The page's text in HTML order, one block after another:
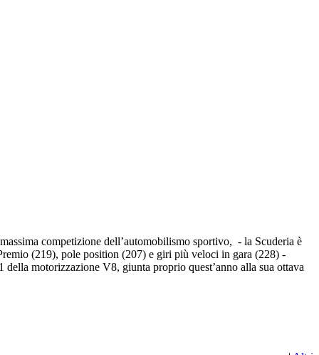
competizione dell’automobilismo sportivo, - la Scuderia è
(219), pole position (207) e giri più veloci in gara (228) -
motorizzazione V8, giunta proprio quest’anno alla sua ottava